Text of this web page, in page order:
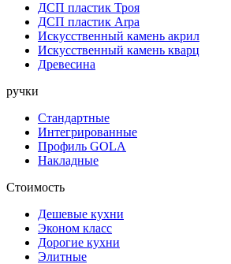
ДСП пластик Троя
ДСП пластик Arpa
Искусственный камень акрил
Искусственный камень кварц
Древесина
ручки
Стандартные
Интегрированные
Профиль GOLA
Накладные
Стоимость
Дешевые кухни
Эконом класс
Дорогие кухни
Элитные